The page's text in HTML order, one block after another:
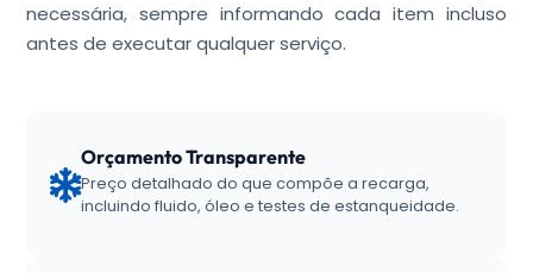
necessária, sempre informando cada item incluso
antes de executar qualquer serviço.
Orçamento Transparente
Preço detalhado do que compõe a recarga,
incluindo fluido, óleo e testes de estanqueidade.